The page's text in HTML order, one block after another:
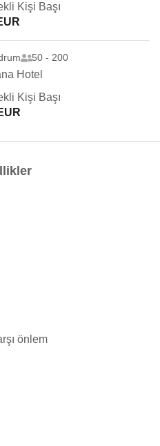
Kişi Başı
50 - 200
Hotel
Kişi Başı
önlem